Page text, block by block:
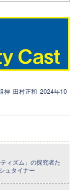
神 田村正和 2024年10
ィズム」の探究者た
ュタイナー